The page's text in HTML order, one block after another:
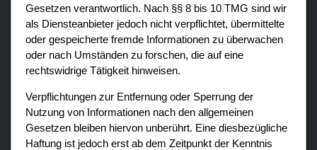
Gesetzen verantwortlich. Nach §§ 8 bis 10 TMG sind wir
als Diensteanbieter jedoch nicht verpflichtet, übermittelte
oder gespeicherte fremde Informationen zu überwachen
oder nach Umständen zu forschen, die auf eine
rechtswidrige Tätigkeit hinweisen.
Verpflichtungen zur Entfernung oder Sperrung der
Nutzung von Informationen nach den allgemeinen
Gesetzen bleiben hiervon unberührt. Eine diesbezügliche
Haftung ist jedoch erst ab dem Zeitpunkt der Kenntnis